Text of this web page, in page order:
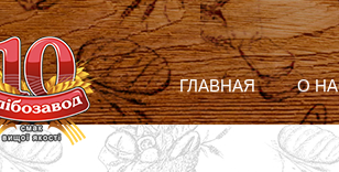
ГЛАВНАЯ О